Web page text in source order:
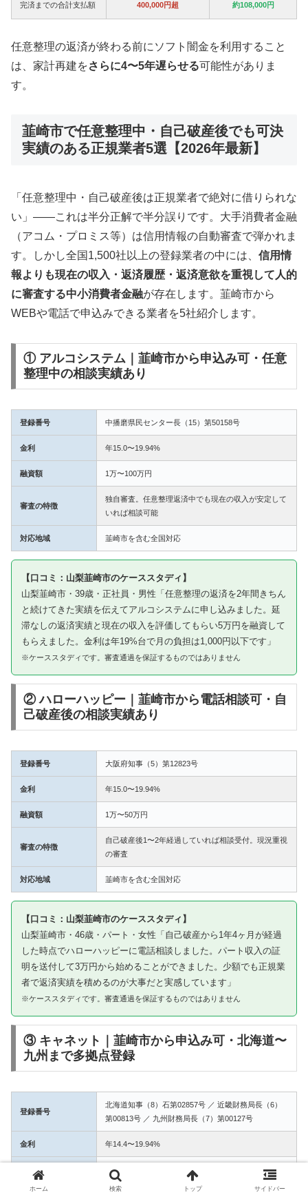
完済までの合計支払額 400,000円超 約108,000円
任意整理の返済が終わる前にソフト闇金を利用すること
は、家計再建をさらに4〜5年遅らせる可能性がありま
す。
韮崎市で任意整理中・自己破産後でも可決
実績のある正規業者5選【2026年最新】
「任意整理中・自己破産後は正規業者で絶対に借りられな
い」——これは半分正解で半分誤りです。大手消費者金融
（アコム・プロミス等）は信用情報の自動審査で弾かれま
す。しかし全国1,500社以上の登録業者の中には、 信用情
報よりも現在の収入・返済履歴・返済意欲を重視して人的
に審査する中小消費者金融が存在します。韮崎市から
WEBや電話で申込みできる業者を5社紹介します。
① アルコシステム｜韮崎市から申込み可・任意
整理中の相談実績あり
登録番号 中播磨県民センター長（15）第50158号
金利 年15.0〜19.94%
融資額 1万〜100万円
審査の特徴
独自審査。任意整理返済中でも現在の収入が安定して
いれば相談可能
対応地域 韮崎市を含む全国対応
【口コミ：山梨韮崎市のケーススタディ】
山梨韮崎市・39歳・正社員・男性「任意整理の返済を2年間きちん
と続けてきた実績を伝えてアルコシステムに申し込みました。延
滞なしの返済実績と現在の収入を評価してもらい5万円を融資して
もらえました。金利は年19%台で月の負担は1,000円以下です」
※ケーススタディです。審査通過を保証するものではありません
② ハローハッピー｜韮崎市から電話相談可・自
己破産後の相談実績あり
登録番号 大阪府知事（5）第12823号
金利 年15.0〜19.94%
融資額 1万〜50万円
審査の特徴
自己破産後1〜2年経過していれば相談受付。現況重視
の審査
対応地域 韮崎市を含む全国対応
【口コミ：山梨韮崎市のケーススタディ】
山梨韮崎市・46歳・パート・女性「自己破産から1年4ヶ月が経過
した時点でハローハッピーに電話相談しました。パート収入の証
明を送付して3万円から始めることができました。少額でも正規業
者で返済実績を積めるのが大事だと実感しています」
※ケーススタディです。審査通過を保証するものではありません
③ キャネット｜韮崎市から申込み可・北海道〜
九州まで多拠点登録
登録番号
北海道知事（8）石第02857号 ／ 近畿財務局長（6）
第00813号 ／ 九州財務局長（7）第00127号
金利 年14.4〜19.94%
融資額 1万〜50万円
ホーム 検索 トップ サイドバー